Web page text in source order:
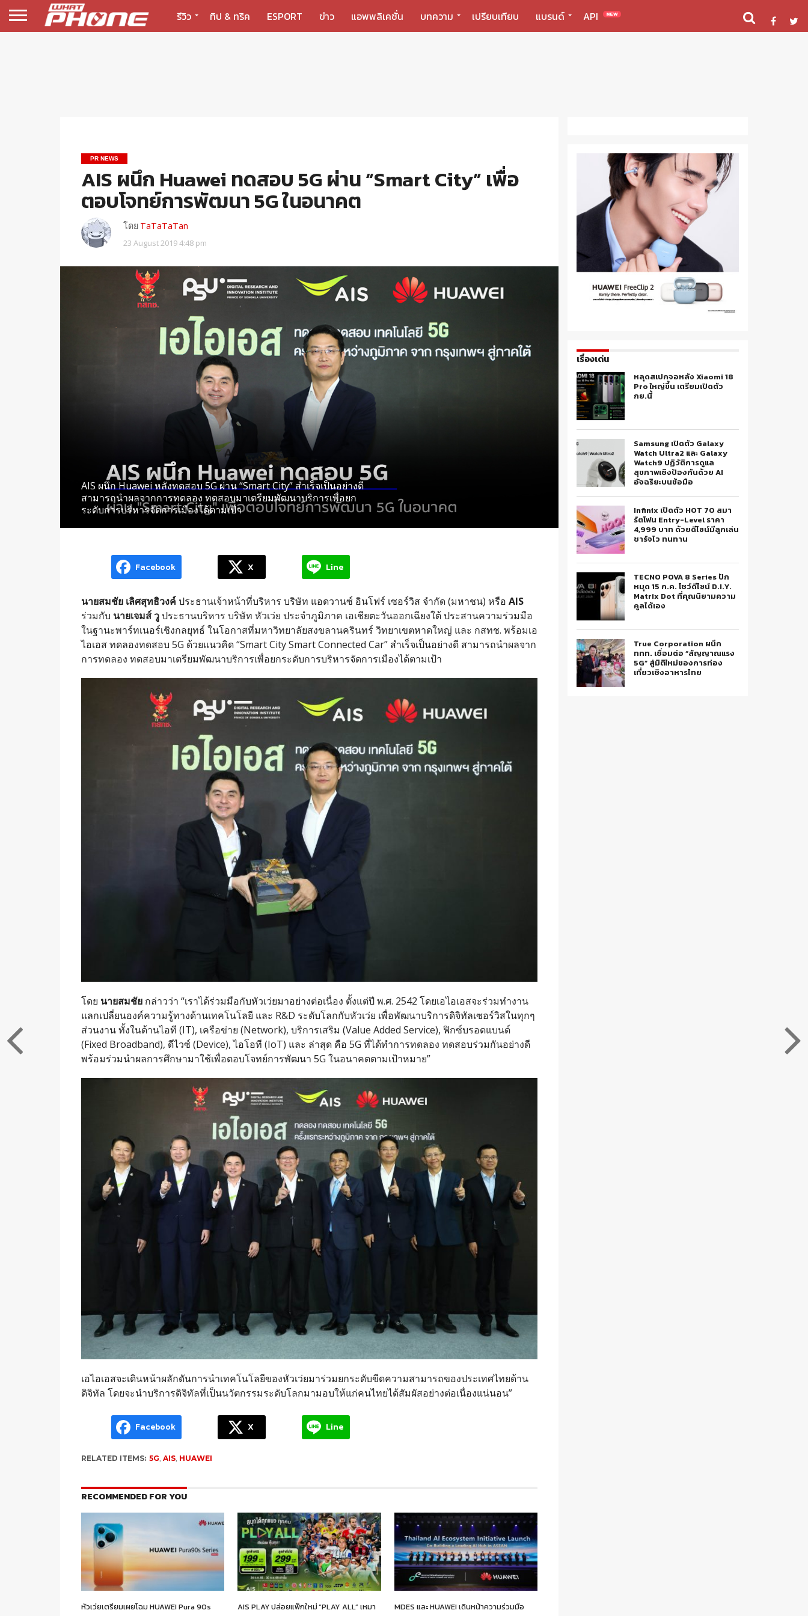
รีวิว ทิป & ทริค ESPORT ข่าว แอพพลิเคชั่น บทความ เปรียบเทียบ แบรนด์ API NEW
PR NEWS
AIS ผนึก Huawei ทดสอบ 5G ผ่าน “Smart City” เพื่อ
ตอบโจทย์การพัฒนา 5G ในอนาคต
โดย TaTaTaTan
23 August 2019 4:48 pm
AIS ผนึก Huawei หลังทดสอบ 5G ผ่าน “Smart City” สำเร็จเป็นอย่างดี
สามารถนำผลจากการทดลอง ทดสอบมาเตรียมพัฒนาบริการเพื่อยก
ระดับการบริหารจัดการเมืองได้ตามเป้า
Facebook X Line
นายสมชัย เลิศสุทธิวงค์ประธานเจ้าหน้าที่บริหาร บริษัท แอดวานซ์ อินโฟร์ เซอร์วิส จำกัด (มหาชน) หรือ AIS
ร่วมกับ นายเจมส์ วูประธานบริหาร บริษัท หัวเว่ย ประจำภูมิภาค เอเชียตะวันออกเฉียงใต้ ประสานความร่วมมือ
ในฐานะพาร์ทเนอร์เชิงกลยุทธ์ ในโอกาสที่มหาวิทยาลัยสงขลานครินทร์ วิทยาเขตหาดใหญ่ และ กสทช. พร้อมเอ
ไอเอส ทดลองทดสอบ 5G ด้วยแนวคิด “Smart City Smart Connected Car” สำเร็จเป็นอย่างดี สามารถนำผลจาก
การทดลอง ทดสอบมาเตรียมพัฒนาบริการเพื่อยกระดับการบริหารจัดการเมืองได้ตามเป้า
โดย นายสมชัยกล่าวว่า “เราได้ร่วมมือกับหัวเว่ยมาอย่างต่อเนื่อง ตั้งแต่ปี พ.ศ. 2542 โดยเอไอเอสจะร่วมทำงาน
แลกเปลี่ยนองค์ความรู้ทางด้านเทคโนโลยี และ R&D ระดับโลกกับหัวเว่ย เพื่อพัฒนาบริการดิจิทัลเซอร์วิสในทุกๆ
ส่วนงาน ทั้งในด้านไอที (IT), เครือข่าย (Network), บริการเสริม (Value Added Service), ฟิกซ์บรอดแบนด์
(Fixed Broadband), ดีไวซ์ (Device), ไอโอที (IoT) และ ล่าสุด คือ 5G ที่ได้ทำการทดลอง ทดสอบร่วมกันอย่างดี
พร้อมร่วมนำผลการศึกษามาใช้เพื่อตอบโจทย์การพัฒนา 5G ในอนาคตตามเป้าหมาย”
เอไอเอสจะเดินหน้าผลักดันการนำเทคโนโลยีของหัวเว่ยมาร่วมยกระดับขีดความสามารถของประเทศไทยด้าน
ดิจิทัล โดยจะนำบริการดิจิทัลที่เป็นนวัตกรรมระดับโลกมามอบให้แก่คนไทยได้สัมผัสอย่างต่อเนื่องแน่นอน”
Facebook X Line
RELATED ITEMS: 5G AIS, HUAWEI
RECOMMENDED FOR YOU
หัวเว่ยเตรียมเผยโฉม HUAWEI Pura 90s
AIS PLAY ปล่อยแพ็กใหม่ “PLAY ALL” เหมา
MDES และ HUAWEI เดินหน้าความร่วมมือ
เรื่องเด่น
หลุดสเปกจอหลัง Xiaomi 18
Pro ใหญ่ขึ้น เตรียมเปิดตัว
กย.นี้
Samsung เปิดตัว Galaxy
Watch Ultra2 และ Galaxy
Watch9 ปฏิวัติการดูแล
สุขภาพเชิงป้องกันด้วย AI
อัจฉริยะบนข้อมือ
Infinix เปิดตัว HOT 70 สมา
ร์ตโฟน Entry-Level ราคา
4,999 บาท ด้วยดีไซน์มีลูกเล่น
ชาร์จไว ทนทาน
TECNO POVA 8 Series ปัก
หมุด 15 ก.ค. โชว์ดีไซน์ D.I.Y.
Matrix Dot ที่คุณนิยามความ
คูลได้เอง
True Corporation ผนึก
ททท. เชื่อมต่อ “สัญญาณแรง
5G” สู่มิติใหม่ของการท่อง
เที่ยวเชิงอาหารไทย